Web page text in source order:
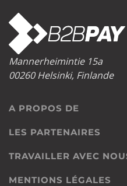
Mannerheimintie 15a
00260 Helsinki, Finlande
A PROPOS DE
LES PARTENAIRES
TRAVAILLER AVEC
MENTIONS LÉGALES